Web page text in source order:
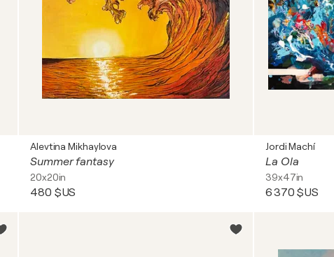
Alevtina Mikhaylova
Summer fantasy
20x20in
480 $US
Jordi Machí
La Ola
39x47in
6 370 $US